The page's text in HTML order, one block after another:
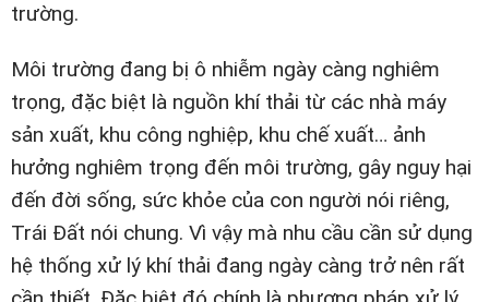
trường.
Môi trường đang bị ô nhiễm ngày càng nghiêm
trọng, đặc biệt là nguồn khí thải từ các nhà máy
sản xuất, khu công nghiệp, khu chế xuất… ảnh
hưởng nghiêm trọng đến môi trường, gây nguy hại
đến đời sống, sức khỏe của con người nói riêng,
Trái Đất nói chung. Vì vậy mà nhu cầu cần sử dụng
hệ thống xử lý khí thải đang ngày càng trở nên rất